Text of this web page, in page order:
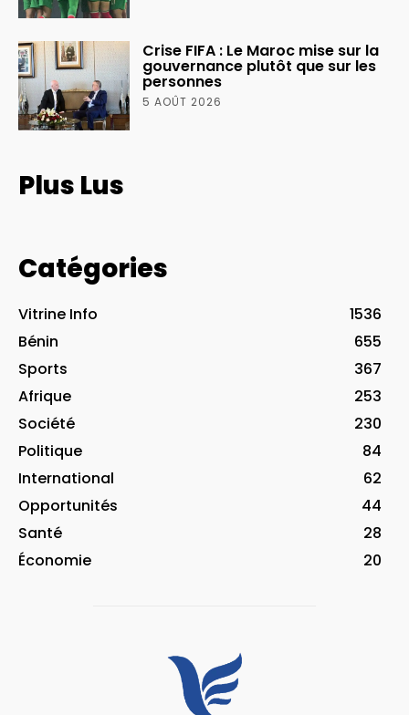
Crise FIFA : Le Maroc mise sur la
gouvernance plutôt que sur les
personnes
5 AOÛT 2026
Plus Lus
Catégories
Vitrine Info
1536
Bénin
655
Sports
367
Afrique
253
Société
230
Politique
84
International
62
Opportunités
44
Santé
28
Économie
20